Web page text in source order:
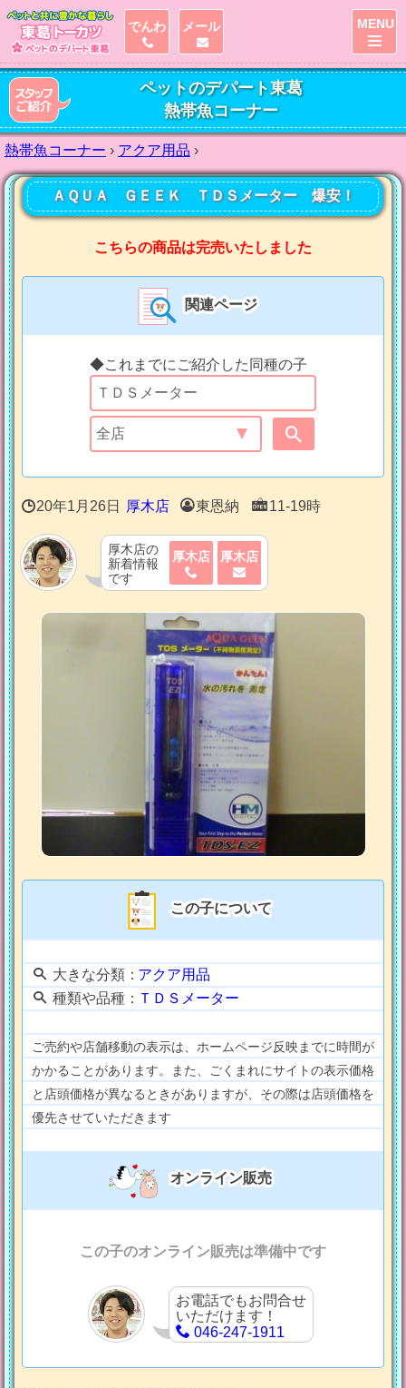
ペットのデパート東葛
熱帯魚コーナー
熱帯魚コーナー › アクア用品 ›
ＡＱＵＡ ＧＥＥＫ ＴＤＳメーター 爆安！
こちらの商品は完売いたしました
関連ページ
◆これまでにご紹介した同種の子
20年1月26日 厚木店 東恩納 11-19時
厚木店の
新着情報
です
厚木店 厚木店
この子について
大きな分類：アクア用品
種類や品種： ＴＤＳメーター
ご売約や店舗移動の表示は、ホームページ反映までに時間が
かかることがあります。また、ごくまれにサイトの表示価格
と店頭価格が異なるときがありますが、その際は店頭価格を
優先させていただきます
オンライン販売
この子のオンライン販売は準備中です
お電話でもお問合せ
いただけます！
046-247-1911
でんわ メール MENU